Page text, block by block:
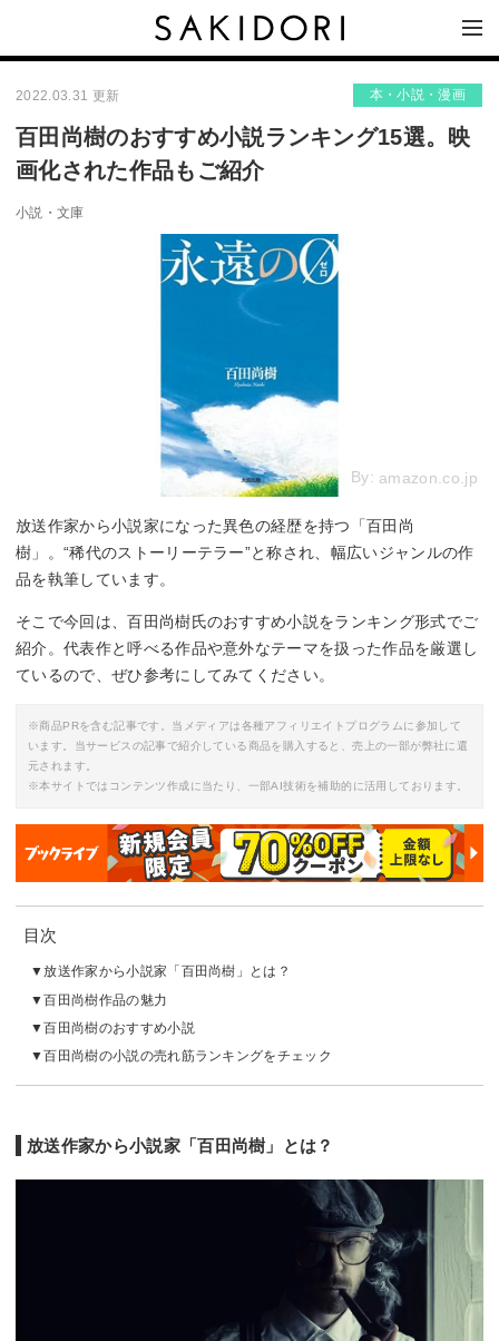
2022.03.31 更新 本・小説・漫画
百田尚樹のおすすめ小説ランキング15選。映
画化された作品もご紹介
小説・文庫
By: amazon.co.jp
放送作家から小説家になった異色の経歴を持つ「百田尚
樹」。“稀代のストーリーテラー”と称され、幅広いジャンルの作
品を執筆しています。
そこで今回は、百田尚樹氏のおすすめ小説をランキング形式でご
紹介。代表作と呼べる作品や意外なテーマを扱った作品を厳選し
ているので、ぜひ参考にしてみてください。
※商品PRを含む記事です。当メディアは各種アフィリエイトプログラムに参加して
います。当サービスの記事で紹介している商品を購入すると、売上の一部が弊社に還
元されます。
※本サイトではコンテンツ作成に当たり、一部AI技術を補助的に活用しております。
目次
放送作家から小説家「百田尚樹」とは？
百田尚樹作品の魅力
百田尚樹のおすすめ小説
百田尚樹の小説の売れ筋ランキングをチェック
放送作家から小説家「百田尚樹」とは？